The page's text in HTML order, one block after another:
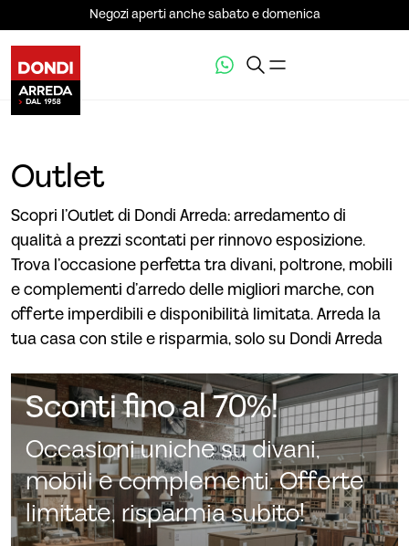
Negozi aperti anche sabato e domenica
Outlet
Scopri l’Outlet di Dondi Arreda: arredamento di
qualità a prezzi scontati per rinnovo esposizione.
Trova l’occasione perfetta tra divani, poltrone, mobili
e complementi d’arredo delle migliori marche, con
offerte imperdibili e disponibilità limitata. Arreda la
tua casa con stile e risparmia, solo su Dondi Arreda
Sconti fino al 70%!
Occasioni uniche su divani,
mobili e complementi. Offerte
limitate, risparmia subito!